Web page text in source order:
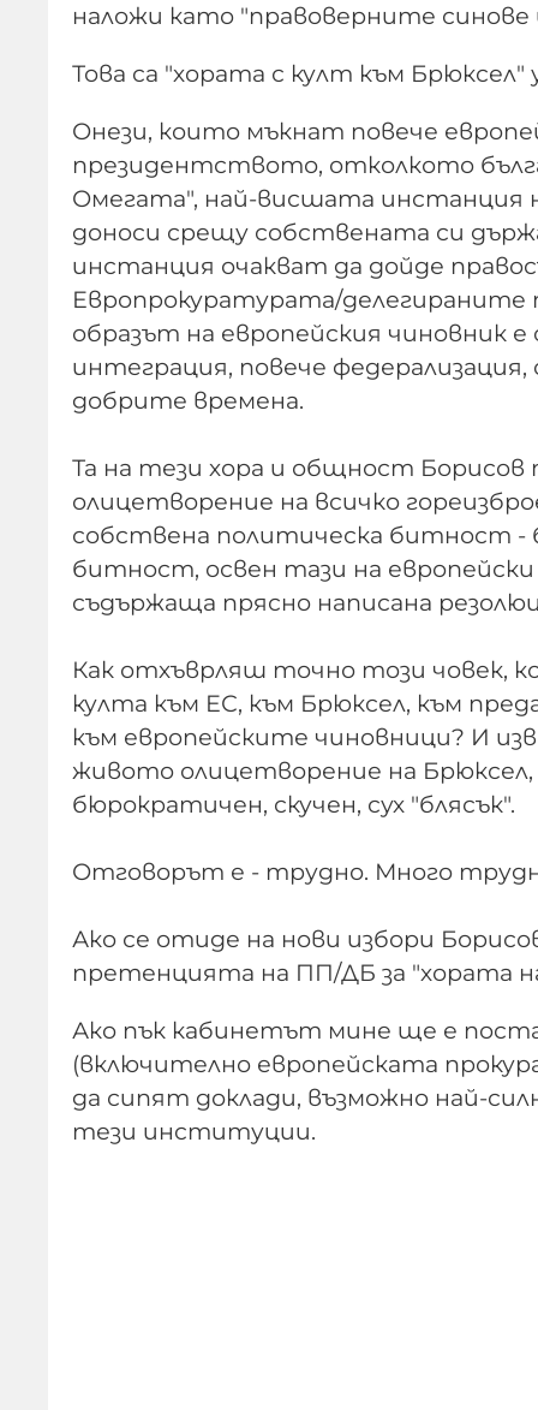
наложи като "правоверните
Това са "хората с култ към Брюксел"
Онези, които мъкнат повече
президентството, отколкото
Омегата", най-висшата
доноси срещу собствената си
инстанция очакват да дойде
Европрокуратурата/
образът на европейския чиновник
интеграция, повече
добрите времена.
Та на тези хора и общност Борисов
олицетворение на всичко
собствена политическа битност -
битност, освен тази на
съдържаща прясно написана
Как отхъврляш точно този човек,
култа към ЕС, към Брюксел, към
към европейските чиновници? И
живото олицетворение на Брюксел,
бюрократичен, скучен, сух "блясък".
Отговорът е - трудно. Много
Ако се отиде на нови избори
претенцията на ПП/ДБ за "хората
Ако пък кабинетът мине ще е
(включително европейската
да сипят доклади, възможно най-
тези институции.